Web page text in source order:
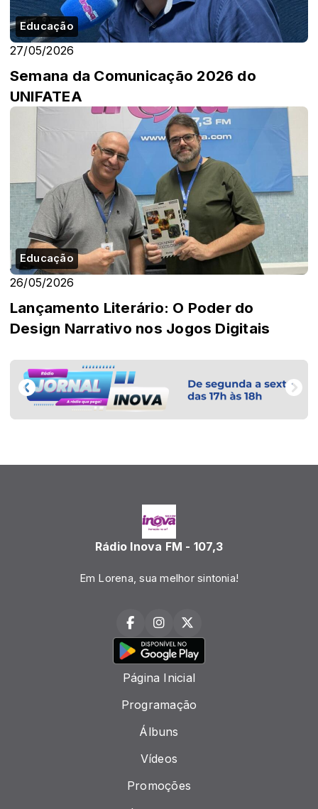
Educação
27/05/2026
Semana da Comunicação 2026 do
UNIFATEA
Educação
26/05/2026
Lançamento Literário: O Poder do
Design Narrativo nos Jogos Digitais
Rádio Inova FM - 107,3
Em Lorena, sua melhor sintonia!
Página Inicial
Programação
Álbuns
Vídeos
Promoções